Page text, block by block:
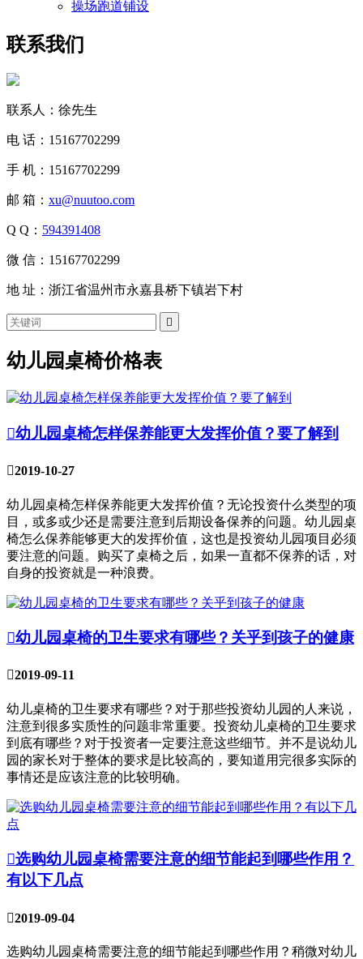
操场跑道铺设
联系我们
联系人：徐先生
电 话：15167702299
手 机：15167702299
邮 箱： xu@nuutoo.com
Q Q： 594391408
微 信：15167702299
地 址：浙江省温州市永嘉县桥下镇岩下村

幼儿园桌椅价格表
幼儿园桌椅怎样保养能更大发挥价值？要了解到
2019-10-27
幼儿园桌椅怎样保养能更大发挥价值？无论投资什么类型的项
目，或多或少还是需要注意到后期设备保养的问题。幼儿园桌
椅怎么保养能够更大的发挥价值，这也是投资幼儿园项目必须
要注意的问题。购买了桌椅之后，如果一直都不保养的话，对
自身的投资就是一种浪费。
幼儿园桌椅的卫生要求有哪些？关乎到孩子的健康
2019-09-11
幼儿桌椅的卫生要求有哪些？对于那些投资幼儿园的人来说，
注意到很多实质性的问题非常重要。投资幼儿桌椅的卫生要求
到底有哪些？对于投资者一定要注意这些细节。并不是说幼儿
园的家长对于整体的要求是比较高的，要知道用完很多实际的
事情还是应该注意的比较明确。
选购幼儿园桌椅需要注意的细节能起到哪些作用？
有以下几点
2019-09-04
选购幼儿园桌椅需要注意的细节能起到哪些作用？稍微对幼儿